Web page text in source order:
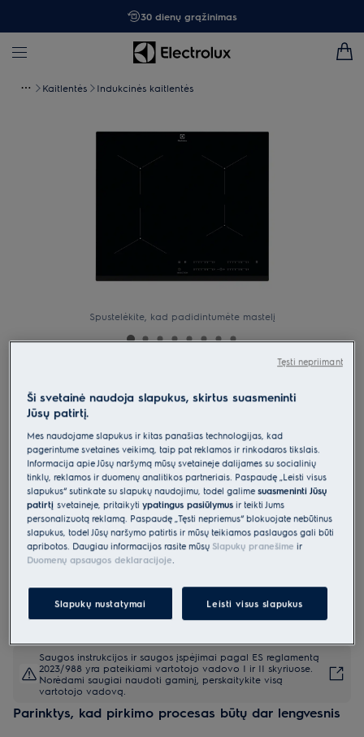
30 dienų grąžinimas
Kaitlentės Indukcinės kaitlentės
Spustelėkite, kad padidintumėte mastelį
Indukcinė kaitlentė 60 cm 500 serija
„Hob2Hood®“
4.9 (9135)
Gaminio informacijos lapas
Pagrindiniai privalumai
500 serijos greita ir galinga kaitlentė. Efektyvus indukcinis kaitinimas
Greita ir galinga. Šildo dar greičiau ir efektyviau
Funkcija „Hob2Hood®“ belaidžiu būdu susieja kaitlentę su gartraukiu,
kad garai būtų ištraukiami automatiškai.
Saugos instrukcijos ir saugos įspėjimai pagal ES reglamentą
2023/988 yra pateikiami vartotojo vadovo I ir II skyriuose.
Norėdami saugiai naudoti gaminį, perskaitykite visą
vartotojo vadovą.
Parinktys, kad pirkimo procesas būtų dar lengvesnis
Ši svetainė naudoja slapukus, skirtus suasmeninti
Jūsų patirtį.
Mes naudojame slapukus ir kitas panašias technologijas, kad
pagerintume svetainės veikimą, taip pat reklamos ir rinkodaros tikslais.
Informacija apie Jūsų naršymą mūsų svetainėje dalijamės su socialinių
tinklų, reklamos ir duomenų analitikos partneriais. Paspaudę „Leisti visus
slapukus“ sutinkate su slapukų naudojimu, todėl galimesuasmeninti Jūsų
patirtįsvetainėje, pritaikytiypatingus pasiūlymus ir teikti Jums
personalizuotą reklamą. Paspaudę „Tęsti nepriėmus“ blokuojate nebūtinus
slapukus, todėl Jūsų naršymo patirtis ir mūsų teikiamos paslaugos gali būti
apribotos. Daugiau informacijos rasite mūsų Slapukų pranešime ir
Duomenų apsaugos deklaracijoje
Slapukų nustatymai Leisti visus slapukus
Tęsti nepriimant